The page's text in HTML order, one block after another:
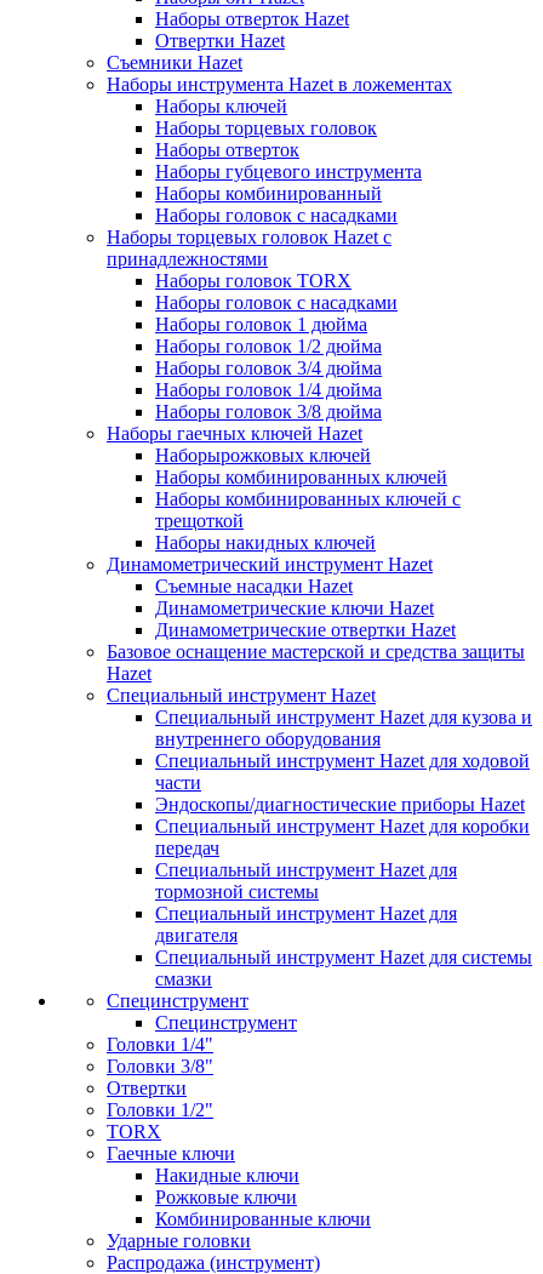
Наборы отверток Hazet
Отвертки Hazet
Съемники Hazet
Наборы инструмента Hazet в ложементах
Наборы ключей
Наборы торцевых головок
Наборы отверток
Наборы губцевого инструмента
Наборы комбинированный
Наборы головок с насадками
Наборы торцевых головок Hazet с
принадлежностями
Наборы головок TORX
Наборы головок с насадками
Наборы головок 1 дюйма
Наборы головок 1/2 дюйма
Наборы головок 3/4 дюйма
Наборы головок 1/4 дюйма
Наборы головок 3/8 дюйма
Наборы гаечных ключей Hazet
Наборырожковых ключей
Наборы комбинированных ключей
Наборы комбинированных ключей с
трещоткой
Наборы накидных ключей
Динамометрический инструмент Hazet
Съемные насадки Hazet
Динамометрические ключи Hazet
Динамометрические отвертки Hazet
Базовое оснащение мастерской и средства защиты
Hazet
Специальный инструмент Hazet
Специальный инструмент Hazet для кузова и
внутреннего оборудования
Специальный инструмент Hazet для ходовой
части
Эндоскопы/диагностические приборы Hazet
Специальный инструмент Hazet для коробки
передач
Специальный инструмент Hazet для
тормозной системы
Специальный инструмент Hazet для
двигателя
Специальный инструмент Hazet для системы
смазки
Специнструмент
Специнструмент
Головки 1/4"
Головки 3/8"
Отвертки
Головки 1/2"
TORX
Гаечные ключи
Накидные ключи
Рожковые ключи
Комбинированные ключи
Ударные головки
Распродажа (инструмент)